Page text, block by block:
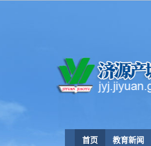
首页 教育新闻